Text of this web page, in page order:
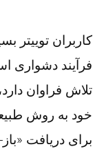
کاربران توییتر
فرآیند دشواری
تلاش فراوان
خود به روش
برای دریافت